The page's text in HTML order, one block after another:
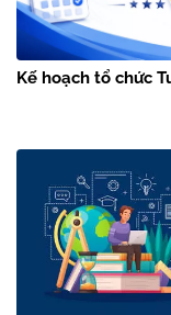
Kế hoạch tổ chức